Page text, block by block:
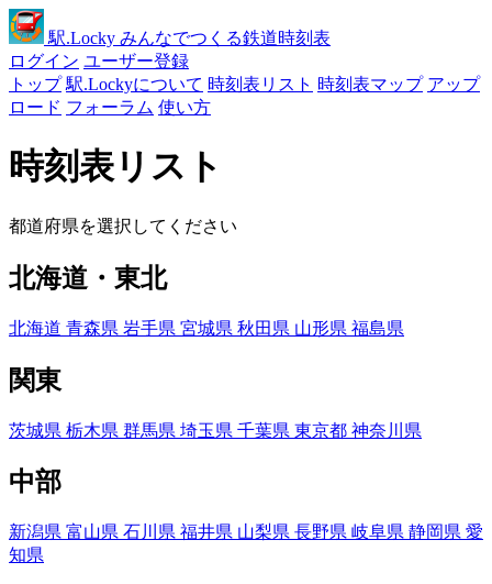
駅.Locky みんなでつくる鉄道時刻表
ログイン ユーザー登録
トップ 駅.Lockyについて 時刻表リスト 時刻表マップ アップ
ロード フォーラム 使い方
時刻表リスト
都道府県を選択してください
北海道・東北
北海道 青森県 岩手県 宮城県 秋田県 山形県 福島県
関東
茨城県 栃木県 群馬県 埼玉県 千葉県 東京都 神奈川県
中部
新潟県 富山県 石川県 福井県 山梨県 長野県 岐阜県 静岡県 愛
知県